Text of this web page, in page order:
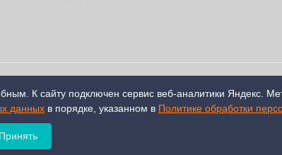
К cайту подключен сервис веб-аналитики Яндекс.
данных в порядке, указанном в Политике обработки
Принять